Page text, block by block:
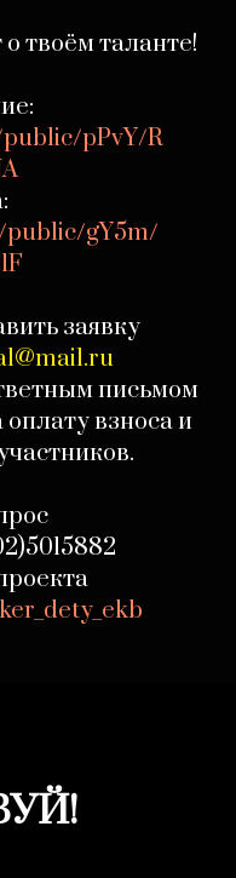
твоём таланте!
pPvY/R
gY5m/
заявку
письмом
взноса и